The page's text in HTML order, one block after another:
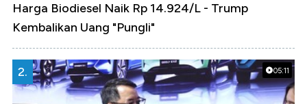
Harga Biodiesel Naik Rp 14.924/L - Trump
Kembalikan Uang "Pungli"
05:11
2.